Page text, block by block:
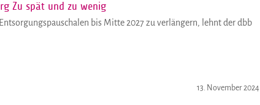
Zu spät und zu wenig
bis Mitte 2027 zu verlängern, lehnt der dbb
13. November 2024